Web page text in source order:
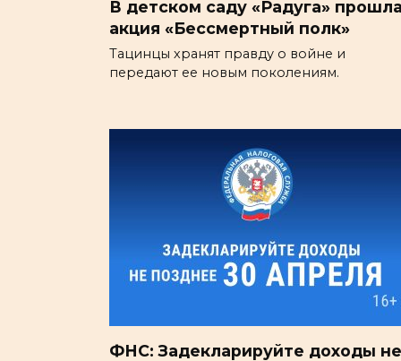
В детском саду «Радуга»
акция «Бессмертный полк»
Тацинцы хранят правду о войне и
передают ее новым поколениям.
ФНС: Задекларируйте доходы не